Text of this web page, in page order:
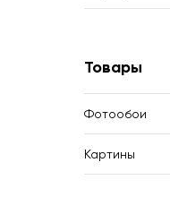
Товары
Фотообои
Картины